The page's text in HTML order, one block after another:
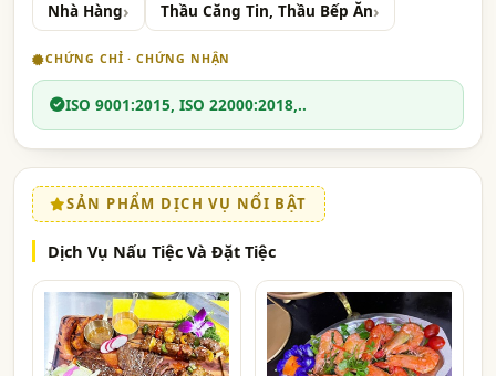
Nhà Hàng
Thầu Căng Tin, Thầu Bếp Ăn
CHỨNG CHỈ · CHỨNG NHẬN
ISO 9001:2015, ISO 22000:2018,..
SẢN PHẨM DỊCH VỤ NỔI BẬT
Dịch Vụ Nấu Tiệc Và Đặt Tiệc